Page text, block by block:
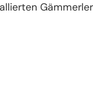
Gämmerler